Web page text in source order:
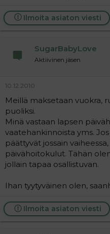
Ilmoita asiaton viesti
SugarBabyLove
Aktiivinen jäsen
10.12.2010
Meillä maksetaan vuokra,
puoliksi.
Minä vastaan lapsen
vaatehankinnoista yms.
päättyvät jossain
päivähoitokulut. Tähän
jollain tapaa osallistuvan.
Ihan tyytyväinen olen,
Ilmoita asiaton viesti